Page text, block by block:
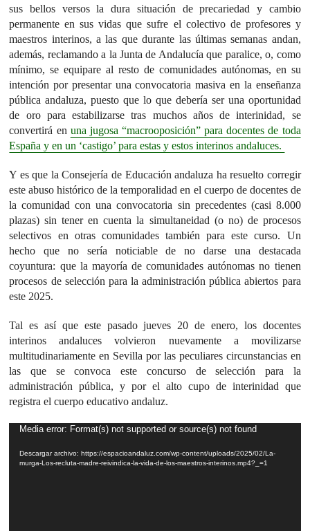
sus bellos versos la dura situación de precariedad y cambio
permanente en sus vidas que sufre el colectivo de profesores y
maestros interinos, a las que durante las últimas semanas andan,
además, reclamando a la Junta de Andalucía que paralice, o, como
mínimo, se equipare al resto de comunidades autónomas, en su
intención por presentar una convocatoria masiva en la enseñanza
pública andaluza, puesto que lo que debería ser una oportunidad
de oro para estabilizarse tras muchos años de interinidad, se
convertirá en una jugosa “macrooposición” para docentes de toda
España y en un ‘castigo’ para estas y estos interinos andaluces.
Y es que la Consejería de Educación andaluza ha resuelto corregir
este abuso histórico de la temporalidad en el cuerpo de docentes de
la comunidad con una convocatoria sin precedentes (casi 8.000
plazas) sin tener en cuenta la simultaneidad (o no) de procesos
selectivos en otras comunidades también para este curso. Un
hecho que no sería noticiable de no darse una destacada
coyuntura: que la mayoría de comunidades autónomas no tienen
procesos de selección para la administración pública abiertos para
este 2025.
Tal es así que este pasado jueves 20 de enero, los docentes
interinos andaluces volvieron nuevamente a movilizarse
multitudinariamente en Sevilla por las peculiares circunstancias en
las que se convoca este concurso de selección para la
administración pública, y por el alto cupo de interinidad que
registra el cuerpo educativo andaluz.
Reproductor
vídeo
Media error: Format(s) not supported or source(s) not found
Descargar archivo: https://espacioandaluz.com/wp-content/uploads/2025/02/La-
murga-Los-recluta-madre-reivindica-la-vida-de-los-maestros-interinos.mp4?_=1